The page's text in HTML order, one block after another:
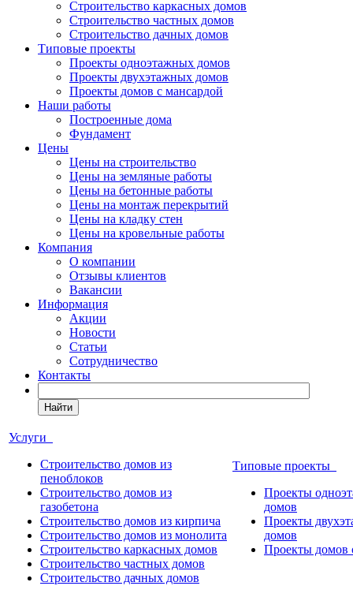
Строительство каркасных домов
Строительство частных домов
Строительство дачных домов
Типовые проекты
Проекты одноэтажных домов
Проекты двухэтажных домов
Проекты домов с мансардой
Наши работы
Построенные дома
Фундамент
Цены
Цены на строительство
Цены на земляные работы
Цены на бетонные работы
Цены на монтаж перекрытий
Цены на кладку стен
Цены на кровельные работы
Компания
О компании
Отзывы клиентов
Вакансии
Информация
Акции
Новости
Статьи
Сотрудничество
Контакты
Найти
Услуги
Строительство домов из
пеноблоков
Строительство домов из
газобетона
Строительство домов из кирпича
Строительство домов из монолита
Строительство каркасных домов
Строительство частных домов
Строительство дачных домов
Типовые проекты
Проекты
домов
Проекты
домов
Проекты домов